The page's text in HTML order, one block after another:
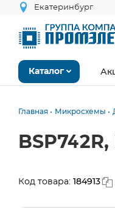
Екатеринбург
Каталог
Главная Микросхемы
Код товара: 184913